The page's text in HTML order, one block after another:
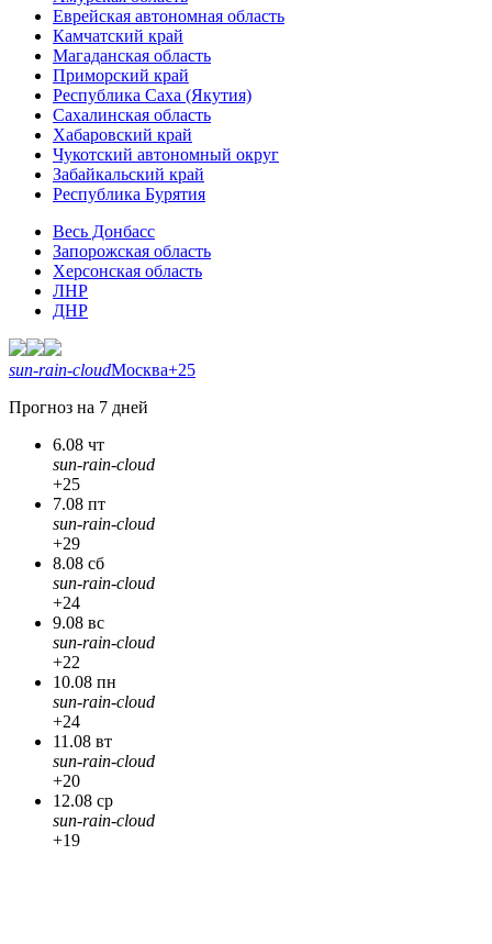
Еврейская автономная область
Камчатский край
Магаданская область
Приморский край
Республика Саха (Якутия)
Сахалинская область
Хабаровский край
Чукотский автономный округ
Забайкальский край
Республика Бурятия
Весь Донбасс
Запорожская область
Херсонская область
ЛНР
ДНР
sun-rain-cloudМосква+25
Прогноз на 7 дней
6.08 чт
sun-rain-cloud
+25
7.08 пт
sun-rain-cloud
+29
8.08 сб
sun-rain-cloud
+24
9.08 вс
sun-rain-cloud
+22
10.08 пн
sun-rain-cloud
+24
11.08 вт
sun-rain-cloud
+20
12.08 ср
sun-rain-cloud
+19